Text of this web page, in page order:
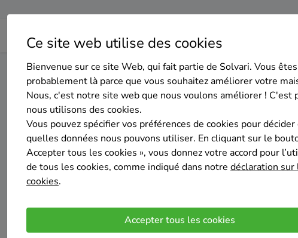
Ce site web utilise des cookies
Bienvenue sur ce site Web, qui fait partie de Solvari. Vous êtes
probablement là parce que vous souhaitez améliorer votre
Nous, c'est notre site web que nous voulons améliorer ! C'est
nous utilisons des cookies.
Vous pouvez spécifier vos préférences de cookies pour décider
quelles données nous pouvons utiliser. En cliquant sur le
Accepter tous les cookies », vous donnez votre accord pour
de tous les cookies, comme indiqué dans notre déclaration sur
cookies.
Accepter tous les cookies
Home Isolation de la toiture Liège Dalhem
Top 20 des